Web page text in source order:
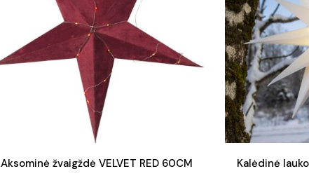
Aksominė žvaigždė VELVET RED 60CM Kalėdinė